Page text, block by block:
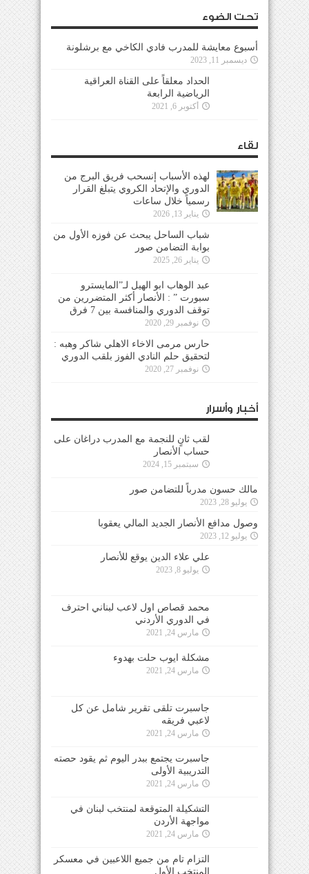
تحت الضوء
أسبوع معايشة للمدرب فادي الكاخي مع برشلونة
ديسمبر 11, 2023
الحداد معلقاً على القناة العراقية
الرياضية الرابعة
أكتوبر 6, 2021
لقاء
لهذه الأسباب إنسحب فريق البرج من
الدوري والإتحاد الكروي يتبلغ القرار
رسمياً خلال ساعات
يناير 13, 2026
شباب الساحل يبحث عن فوزه الأول من
بوابة التضامن صور
يناير 26, 2025
عبد الوهاب ابو الهيل لـ”المايسترو
سبورت ” : الأنصار أكثر المتضررين من
توقف الدوري والمنافسة بين 7 فرق
نوفمبر 29, 2020
حارس مرمى الاخاء الاهلي شاكر وهبه :
لتحقيق حلم النادي الفوز بلقب الدوري
نوفمبر 27, 2020
أخبار وأسرار
لقب ثانٍ للنجمة مع المدرب دراغان على
حساب الأنصار
سبتمبر 15, 2024
مالك حسون مدرباً للتضامن صور
يوليو 28, 2023
وصول مدافع الأنصار الجديد المالي يعقوبا
يوليو 12, 2023
علي علاء الدين يوقع للأنصار
يوليو 8, 2023
محمد قصاص اول لاعب لبناني احترف
في الدوري الأردني
مارس 24, 2021
مشكلة ايوب حلت بهدوء
مارس 24, 2021
جاسبرت تلقى تقرير شامل عن كل
لاعبي فريقه
مارس 24, 2021
جاسبرت يجتمع ببدر اليوم ثم يقود حصته
التدريبية الأولى
مارس 24, 2021
التشكيلة المتوقعة لمنتخب لبنان في
مواجهة الأردن
مارس 24, 2021
التزام تام من جميع اللاعبين في معسكر
المنتخب الأول